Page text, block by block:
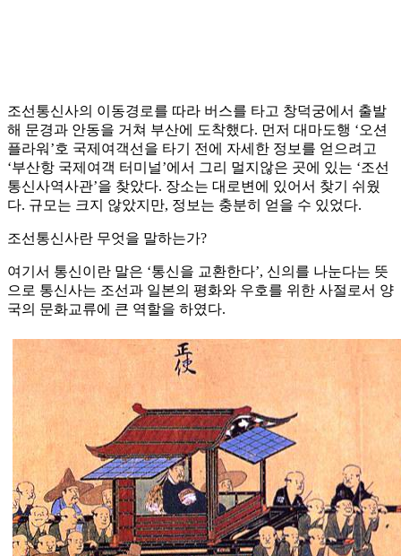
조선통신사의 이동경로를 따라 버스를 타고 창덕궁에서 출발
해 문경과 안동을 거쳐 부산에 도착했다. 먼저 대마도행 ‘오션
플라워’호 국제여객선을 타기 전에 자세한 정보를 얻으려고
‘부산항 국제여객 터미널’에서 그리 멀지않은 곳에 있는 ‘조선
통신사역사관’을 찾았다. 장소는 대로변에 있어서 찾기 쉬웠
다. 규모는 크지 않았지만, 정보는 충분히 얻을 수 있었다.
조선통신사란 무엇을 말하는가?
여기서 통신이란 말은 ‘통신을 교환한다’, 신의를 나눈다는 뜻
으로 통신사는 조선과 일본의 평화와 우호를 위한 사절로서 양
국의 문화교류에 큰 역할을 하였다.